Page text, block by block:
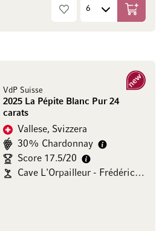
VdP Suisse
2025 La Pépite Blanc Pur 24
carats
Nuovo
Vallese, Svizzera
30% Chardonnay
Score 17.5/20
Cave L'Orpailleur - Frédéric Dumoulin